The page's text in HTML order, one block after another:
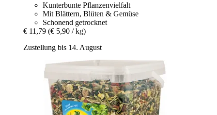
Kunterbunte Pflanzenvielfalt
Mit Blättern, Blüten & Gemüse
Schonend getrocknet
€ 11,79 (€ 5,90 / kg)
Zustellung bis 14. August